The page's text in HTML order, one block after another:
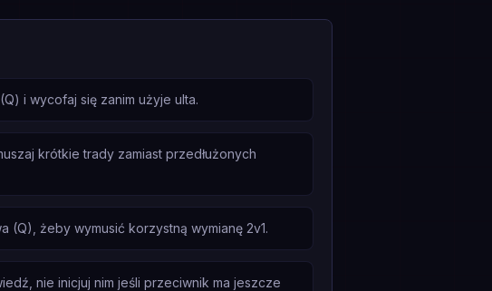
i wycofaj się zanim użyje ulta.
krótkie trady zamiast przedłużonych
(Q), żeby wymusić korzystną wymianę 2v1.
nie inicjuj nim jeśli przeciwnik ma jeszcze